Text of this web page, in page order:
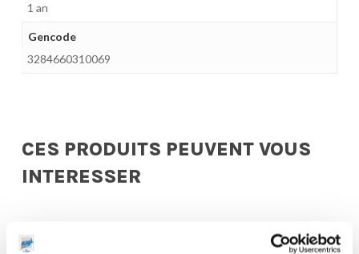
1 an
Gencode
3284660310069
CES PRODUITS PEUVENT VOUS
INTERESSER